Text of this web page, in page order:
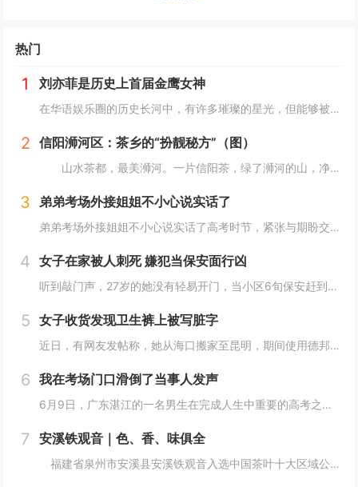
热门
1 刘亦菲是历史上首届金鹰女神
在华语娱乐圈的历史长河中，有许多璀璨的星光，但能够被铭记为“首届”的荣誉，却是寥寥无几。刘亦菲，这位以其清新脱俗的气质和精湛的演技征服了无数观众的女星，便是其中之一。2006年，她以19岁的年纪，成为了历史上首届“金鹰女神”，这一荣誉不仅是...
2 信阳浉河区：茶乡的“扮靓秘方”（图）
山水茶都，最美浉河。一片信阳茶，绿了浉河的山，净了浉河的水，富了浉河的人。 近年来，信阳市浉河区依托资源优势，按照“茶区变景区、茶园变公园、茶山变金山”的一体化发展路子，加快茶旅融合发展，倾力打造以环湖路百里茶廊为主的“一环、两核、十...
3 弟弟考场外接姐姐不小心说实话了
弟弟考场外接姐姐不小心说实话了高考时节，紧张与期盼交织，考场之外，不乏轻松趣事增添色彩。最近，一对小兄弟在等待参加高考的姐姐时，他们的几句对话成为了人们津津乐道的话题。对话中，既有姐弟间深情的流露，也不乏幽默，引人发笑。16岁的大弟弟在被问...
4 女子在家被人刺死 嫌犯当保安面行凶
听到敲门声，27岁的她没有轻易开门，当小区6旬保安赶到后她才打开，随后门外一名素不相识的女子当着保安的面入室，将她杀害。母亲外出办事女儿独自在家，门外响起阵阵敲门声这名遇害女子叫林薇（化名），今年27岁，家住四川省成都市郫都区红光街道中航城...
5 女子收货发现卫生裤上被写脏字
近日，有网友发帖称，她从海口搬家至昆明，期间使用德邦快递寄私人物品，收货时发现“干净的衣服有一股浓烈的脚臭味，安睡裤上用红笔写着侮辱我的字，希望德邦可以给我一个合理的解释”。此事随即引发热议。5月28日，该消费者告诉记者，预约快递员上门取件...
6 我在考场门口滑倒了当事人发声
6月9日，广东湛江的一名男生在完成人生中重要的高考之后，怀着激动的心情冲出考场，想要以一种特别的方式庆祝这一时刻。他选择了模仿篮球巨星迈克尔·乔丹的炫酷飞踢动作，以此来表达自己的兴奋和释放压力。然而，事与愿违，由于考场外的地面湿滑，他在尝试...
7 安溪铁观音｜色、香、味俱全
福建省泉州市安溪县安溪铁观音入选中国茶叶十大区域公共品牌, “安溪铁观音茶文化系统”被联合国粮农组织正式认定为“全球重要农业文化遗产”。近年来，安溪县紧紧围绕统筹做好茶文化、茶产业、茶科技这篇大文章，以创建国家级农业现代化示范区为载体，稳...